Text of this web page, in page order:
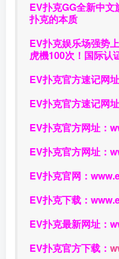
EV扑克GG全新中文
扑克的本质
EV扑克娱乐场强势
虎機100次！国际认
EV扑克官方速记网址
EV扑克官方速记网址
EV扑克官方网址：
EV扑克官方网址：
EV扑克官网：
EV扑克下载：
EV扑克最新网址：
EV扑克官方下载：